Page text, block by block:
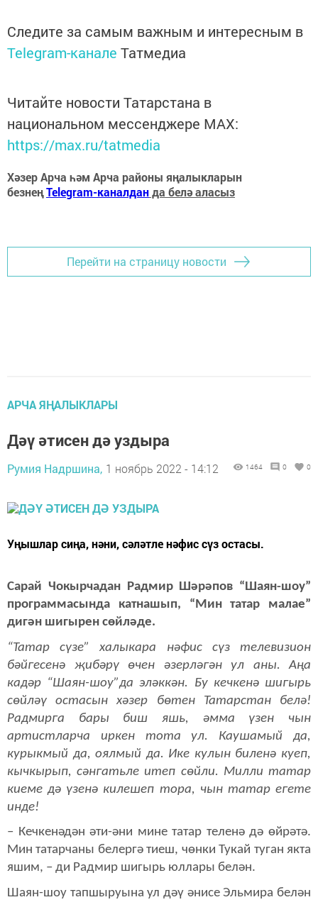
Следите за самым важным и интересным в
Telegram-канале Татмедиа
Читайте новости Татарстана в
национальном мессенджере MАХ:
https://max.ru/tatmedia
Хәзер Арча һәм Арча районы яңалыкларын
безнеңTelegram-каналданда белә аласыз
Перейти на страницу новости
АРЧА ЯҢАЛЫКЛАРЫ
Дәү әтисен дә уздыра
Румия Надршина, 1 ноябрь 2022 - 14:12 1464 0 0
Уңышлар сиңа, нәни, сәләтле нәфис сүз остасы.
Сарай Чокырчадан Радмир Шәрәпов “Шаян-шоу”
программасында катнашып, “Мин татар малае”
дигән шигырен сөйләде.
“Татар сүзе” халыкара нәфис сүз телевизион
бәйгесенә җибәрү өчен әзерләгән ул аны. Аңа
кадәр “Шаян-шоу”да эләккән. Бу кечкенә шигырь
сөйләү остасын хәзер бөтен Татарстан белә!
Радмирга бары биш яшь, әмма үзен чын
артистларча иркен тота ул. Каушамый да,
курыкмый да, оялмый да. Ике кулын биленә куеп,
кычкырып, сәнгатьле итеп сөйли. Милли татар
киеме дә үзенә килешеп тора, чын татар егете
инде!
– Кечкенәдән әти-әни мине татар теленә дә өйрәтә.
Мин татарчаны белергә тиеш, чөнки Тукай туган якта
яшим, – ди Радмир шигырь юллары белән.
Шаян-шоу тапшыруына ул дәү әнисе Эльмира белән